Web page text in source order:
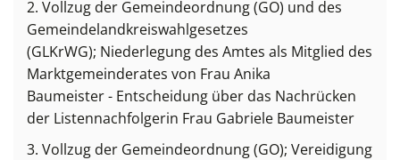
2. Vollzug der Gemeindeordnung (GO) und des
Gemeindelandkreiswahlgesetzes
(GLKrWG); Niederlegung des Amtes als Mitglied des
Marktgemeinderates von Frau Anika
Baumeister - Entscheidung über das Nachrücken
der Listennachfolgerin Frau Gabriele Baumeister
3. Vollzug der Gemeindeordnung (GO); Vereidigung